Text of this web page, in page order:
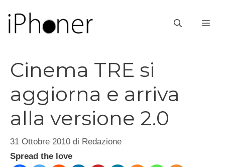
contenuto
Cinema TRE si
aggiorna e arriva
alla versione 2.0
31 Ottobre 2010 di Redazione
Spread the love